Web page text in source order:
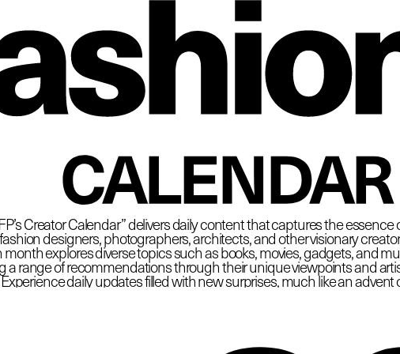
CALENDAR
Creator Calendar” delivers daily content that captures the essence
designers, photographers, architects, and other visionary
month explores diverse topics such as books, movies, gadgets, and
a range of recommendations through their unique viewpoints and
Experience daily updates filled with new surprises, much like an advent